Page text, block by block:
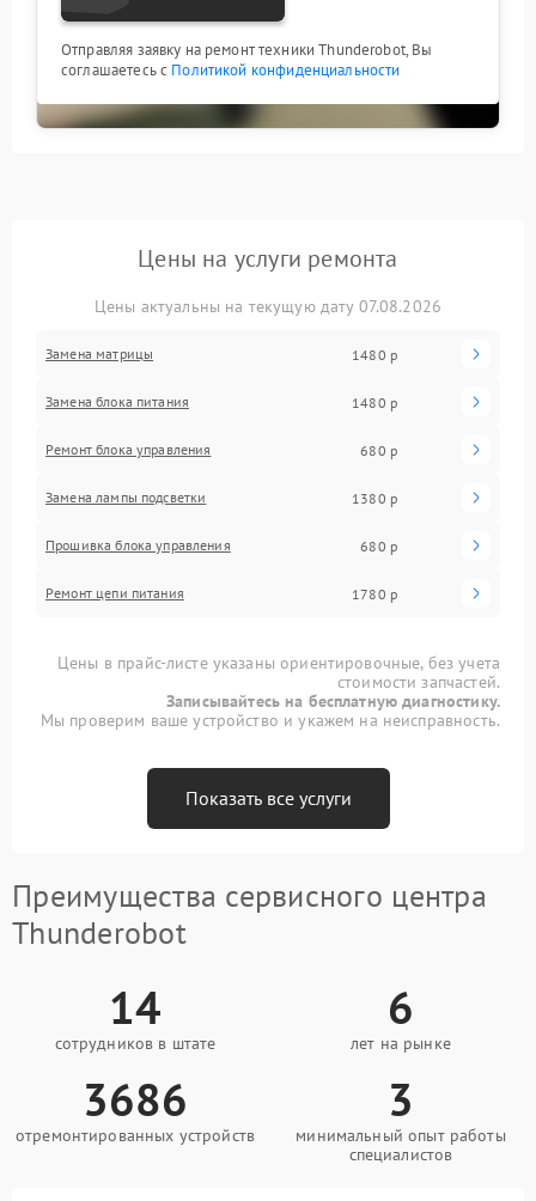
Отправляя заявку на ремонт техники Thunderobot, Вы
соглашаетесь с Политикой конфиденциальности
Цены на услуги ремонта
Цены актуальны на текущую дату 07.08.2026
Замена матрицы 1480 р
Замена блока питания 1480 р
Ремонт блока управления 680 р
Замена лампы подсветки 1380 р
Прошивка блока управления 680 р
Ремонт цепи питания 1780 р
Цены в прайс-листе указаны ориентировочные, без учета
стоимости запчастей.
Записывайтесь на бесплатную диагностику.
Мы проверим ваше устройство и укажем на неисправность.
Показать все услуги
Преимущества сервисного центра
Thunderobot
14
сотрудников в штате
6
лет на рынке
3686
отремонтированных устройств
3
минимальный опыт работы
специалистов